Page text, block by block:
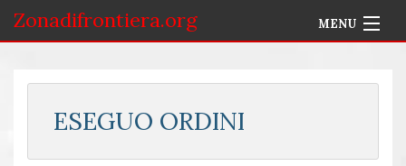
Zonadifrontiera.org MENU
ESEGUO ORDINI